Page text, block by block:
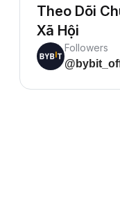
Theo Dõi
Xã Hội
Followers